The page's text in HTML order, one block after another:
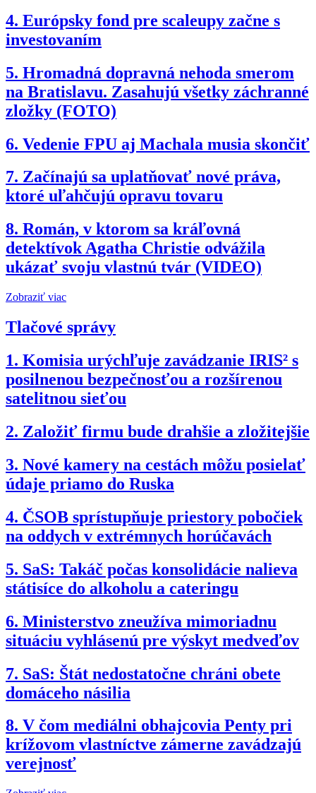
4. Európsky fond pre scaleupy začne s
investovaním
5. Hromadná dopravná nehoda smerom
na Bratislavu. Zasahujú všetky záchranné
zložky (FOTO)
6. Vedenie FPU aj Machala musia skončiť
7. Začínajú sa uplatňovať nové práva,
ktoré uľahčujú opravu tovaru
8. Román, v ktorom sa kráľovná
detektívok Agatha Christie odvážila
ukázať svoju vlastnú tvár (VIDEO)
Zobraziť viac
Tlačové správy
1. Komisia urýchľuje zavádzanie IRIS² s
posilnenou bezpečnosťou a rozšírenou
satelitnou sieťou
2. Založiť firmu bude drahšie a zložitejšie
3. Nové kamery na cestách môžu posielať
údaje priamo do Ruska
4. ČSOB sprístupňuje priestory pobočiek
na oddych v extrémnych horúčavách
5. SaS: Takáč počas konsolidácie nalieva
státisíce do alkoholu a cateringu
6. Ministerstvo zneužíva mimoriadnu
situáciu vyhlásenú pre výskyt medveďov
7. SaS: Štát nedostatočne chráni obete
domáceho násilia
8. V čom mediálni obhajcovia Penty pri
krížovom vlastníctve zámerne zavádzajú
verejnosť